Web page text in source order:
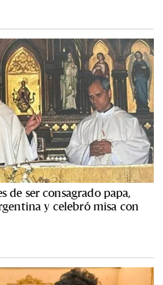
de ser consagrado papa,
y celebró misa con